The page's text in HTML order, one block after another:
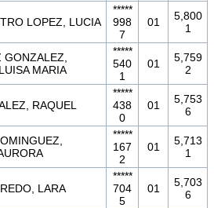
LOPEZ, LUCIA
*****
998
7
01
5,800
1
GONZALEZ,
MARIA
*****
540
1
01
5,759
2
RAQUEL
*****
438
0
01
5,753
6
*****
167
2
01
5,713
1
LARA
*****
704
5
01
5,703
6